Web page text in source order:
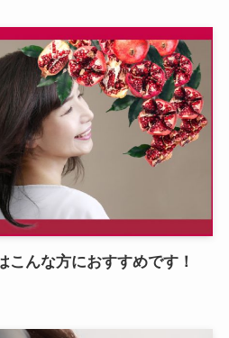
こんな方におすすめです！